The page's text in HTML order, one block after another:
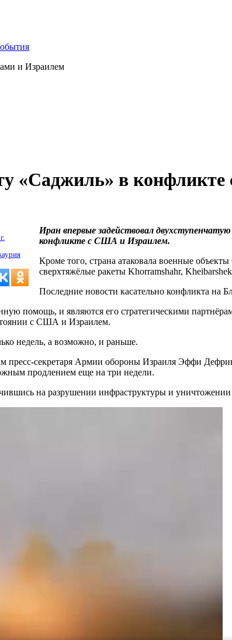
и Израилем
«Саджиль» в конфликте
Иран впервые задействовал
конфликте с США и Израилем.
Кроме того, страна атаковала военные
сверхтяжёлые ракеты Khorramshahr,
Последние новости касательно конфликта на
помощь, и являются его стратегическими
с США и Израилем.
недель, а возможно, и раньше.
секретаря Армии обороны Израиля Эффи
продлением еще на три недели.
на разрушении инфраструктуры и